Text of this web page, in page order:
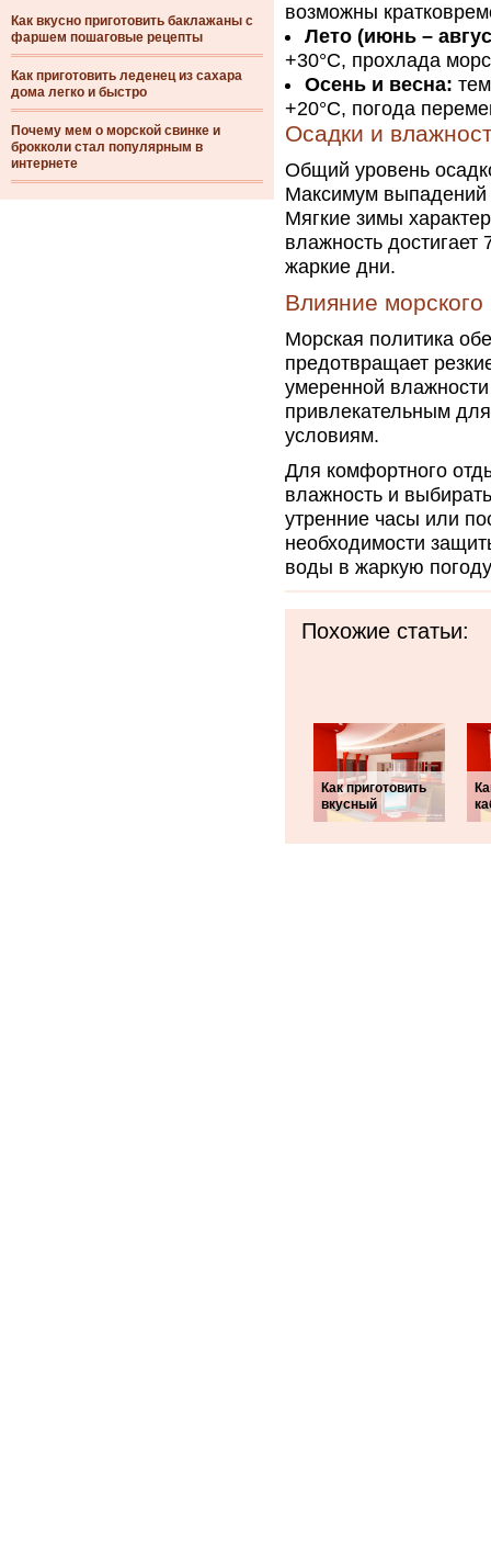
Как вкусно приготовить баклажаны с
фаршем пошаговые рецепты
Как приготовить леденец из сахара
дома легко и быстро
Почему мем о морской свинке и
брокколи стал популярным в
интернете
возможны
Лето (июнь –
+30°C, прохлада
Осень и весна:
+20°C, погода
Осадки и
Общий уровень
Максимум выпадений
Мягкие зимы
влажность
жаркие дни.
Влияние морского
Морская политика
предотвращает
умеренной
привлекательным
условиям.
Для комфортного
влажность и
утренние часы или
необходимости
воды в жаркую
Похожие статьи:
Как приготовить
вкусный